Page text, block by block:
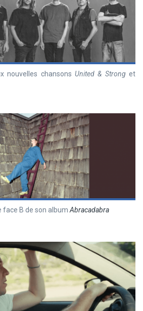
nouvelles chansons United & Stronget
face B de son album Abracadabra